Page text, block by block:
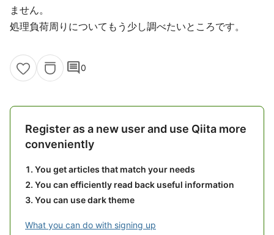
ません。
処理負荷周りについてもう少し調べたいところです。
comment0
Register as a new user and use Qiita more
conveniently
You get articles that match your needs
You can efficiently read back useful information
You can use dark theme
What you can do with signing up